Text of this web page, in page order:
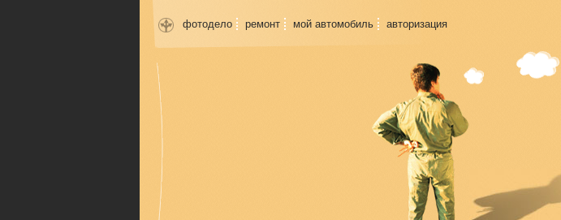
фотодело ремонт мой автомобиль авторизация